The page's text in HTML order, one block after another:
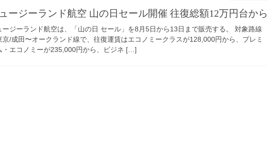
ージーランド航空 山の日セール開催 往復総額12万円台から
ージーランド航空は、「山の日 セール」を8月5日から13日まで販売する。 対象路線
京/成田〜オークランド線で、往復運賃はエコノミークラスが128,000円から、プレミ
・エコノミーが235,000円から、ビジネ […]